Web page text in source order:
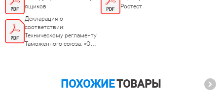
ящиков
Ростест
Декларация о
соответствии:
Техническому регламенту
Таможенного союза. «О
ПОХОЖИЕТОВАРЫ